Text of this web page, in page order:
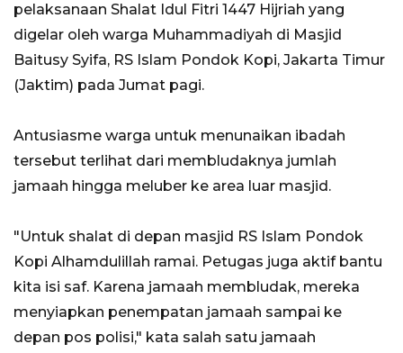
pelaksanaan Shalat Idul Fitri 1447 Hijriah yang
digelar oleh warga Muhammadiyah di Masjid
Baitusy Syifa, RS Islam Pondok Kopi, Jakarta Timur
(Jaktim) pada Jumat pagi.
Antusiasme warga untuk menunaikan ibadah
tersebut terlihat dari membludaknya jumlah
jamaah hingga meluber ke area luar masjid.
"Untuk shalat di depan masjid RS Islam Pondok
Kopi Alhamdulillah ramai. Petugas juga aktif bantu
kita isi saf. Karena jamaah membludak, mereka
menyiapkan penempatan jamaah sampai ke
depan pos polisi," kata salah satu jamaah